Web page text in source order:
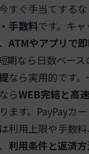
すぐ手当てする
手数料です。キ
ATMやアプリで
期なら日数ベース
なら実用的です
らWEB完結と高
ます。PayPayカ
利用上限や手数
利用条件と返済